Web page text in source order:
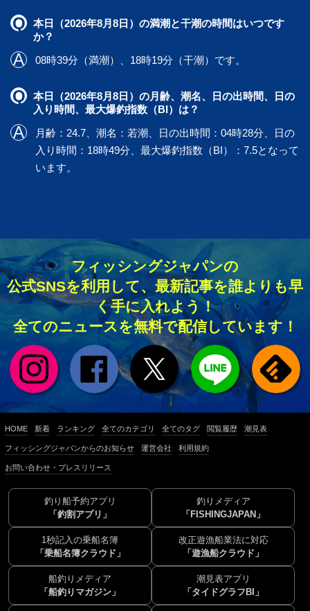
本日（2026年8月8日）の満潮と干潮の時間はいつです
か？
08時39分（満潮）、18時19分（干潮）です。
本日（2026年8月8日）の月齢、潮名、日の出時間、日の
入り時間、最大爆釣指数（BI）は？
月齢：24.7、潮名：若潮、日の出時間：04時28分、日の
入り時間：18時49分、最大爆釣指数（BI）：7.5となって
います。
フィッシングジャパンの
公式SNSを利用して、最新記事を誰よりも早
く手に入れよう！
全てのニュースを無料で配信しています！
HOME 新着 ランキング 全てのカテゴリ 全てのタグ 閲覧履歴 潮見表
フィッシングジャパンからのお知らせ 運営会社 利用規約
お問い合わせ・プレスリリース
釣り船予約アプリ
「釣割アプリ」
釣りメディア
「FISHINGJAPAN」
1秒記入の乗船名簿
「乗船名簿クラウド」
改正遊漁船業法に対応
「遊漁船クラウド」
船釣りメディア
「船釣りマガジン」
潮見表アプリ
「タイドグラフBI」